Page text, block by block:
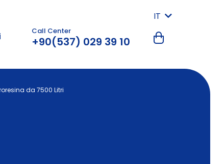
IT
Call Center
+90(537) 029 39 10
da 7500 Litri